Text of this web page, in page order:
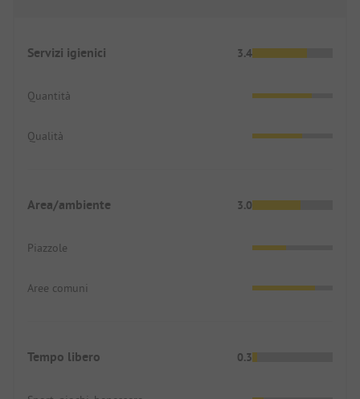
Servizi igienici 3.4
Quantità
Qualità
Area/ambiente 3.0
Piazzole
Aree comuni
Tempo libero 0.3